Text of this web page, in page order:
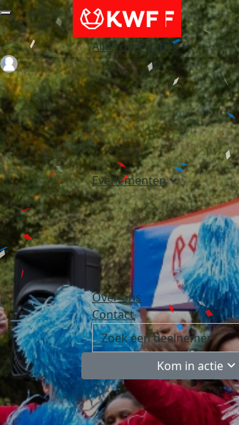
Alles over acties
Evenementen
Over ons
Contact
Kom in actie
Login